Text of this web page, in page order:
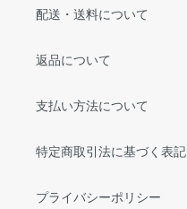
配送・送料について
返品について
支払い方法について
特定商取引法に基づく表記
プライバシーポリシー